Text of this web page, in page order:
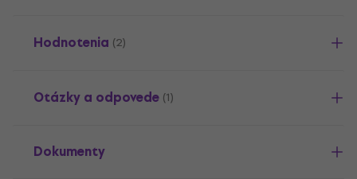
Hodnotenia (2)
Otázky a odpovede (1)
Dokumenty